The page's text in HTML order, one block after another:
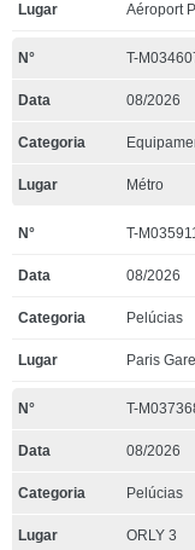
Aéroport
T-
08/2026
Métro
T-
08/2026
Pelúcias
Paris
T-
08/2026
Pelúcias
ORLY 3